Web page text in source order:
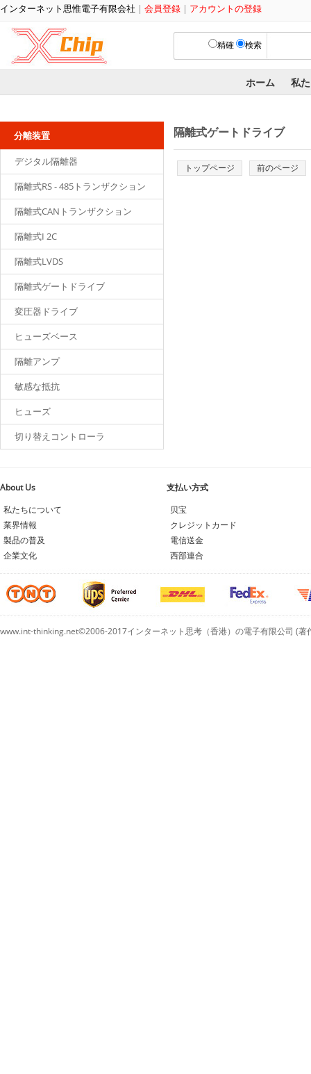
インターネット思惟電子有限会社 | 会員登録 | アカウントの登録
精確 検索
ホーム 私
分離装置
デジタル隔離器
隔離式RS - 485トランザクション
隔離式CANトランザクション
隔離式I 2C
隔離式LVDS
隔離式ゲートドライブ
変圧器ドライブ
ヒューズベース
隔離アンプ
敏感な抵抗
ヒューズ
切り替えコントローラ
隔離式ゲートドライブ
トップページ 前のページ
About Us
私たちについて
業界情報
製品の普及
企業文化
支払い方式
贝宝
クレジットカード
電信送金
西部連合
www.int-thinking.net©2006-2017インターネット思考（香港）の電子有限公司 (